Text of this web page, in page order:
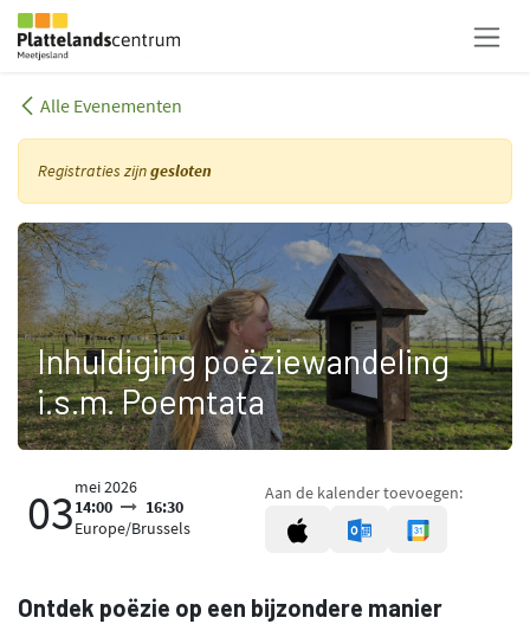
Overslaan naar inhoud
Alle Evenementen
Registraties zijngesloten
Inhuldiging poëziewandeling
i.s.m. Poemtata
03mei 2026
14:00
16:30
Europe/Brussels
Aan de kalender toevoegen:
Ontdek poëzie op een bijzondere manier